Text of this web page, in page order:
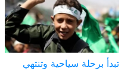
تبدأ برحلة سياحية وتنتهي